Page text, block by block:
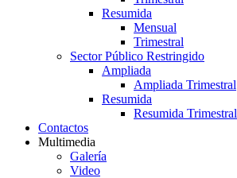
Resumida
Mensual
Trimestral
Sector Público Restringido
Ampliada
Ampliada Trimestral
Resumida
Resumida Trimestral
Contactos
Multimedia
Galería
Video